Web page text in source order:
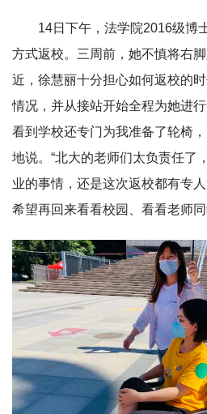
14日下午，法学院2016级博
方式返校。三周前，她不慎将右
近，徐慧丽十分担心如何返校的
情况，并从接站开始全程为她进行
看到学校还专门为我准备了轮椅
地说。“北大的老师们太负责任了
业的事情，还是这次返校都有专
希望再回来看看校园、看看老师